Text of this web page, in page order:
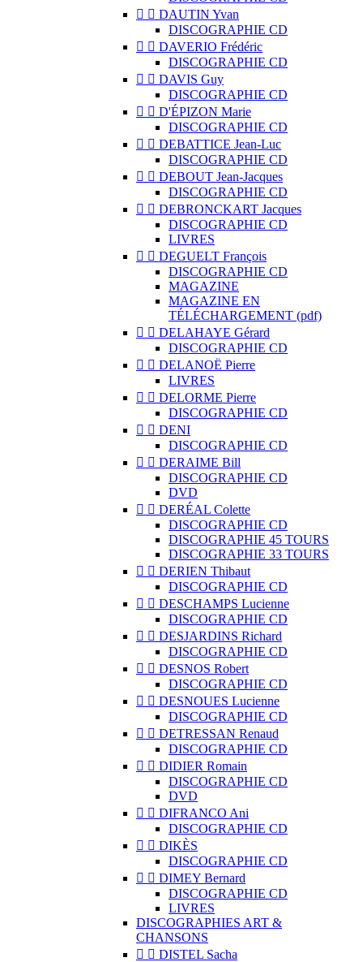
  DAUTIN Yvan
DISCOGRAPHIE CD
  DAVERIO Frédéric
DISCOGRAPHIE CD
  DAVIS Guy
DISCOGRAPHIE CD
  D'ÉPIZON Marie
DISCOGRAPHIE CD
  DEBATTICE Jean-Luc
DISCOGRAPHIE CD
  DEBOUT Jean-Jacques
DISCOGRAPHIE CD
  DEBRONCKART Jacques
DISCOGRAPHIE CD
LIVRES
  DEGUELT François
DISCOGRAPHIE CD
MAGAZINE
MAGAZINE EN
TÉLÉCHARGEMENT (pdf)
  DELAHAYE Gérard
DISCOGRAPHIE CD
  DELANOË Pierre
LIVRES
  DELORME Pierre
DISCOGRAPHIE CD
  DENI
DISCOGRAPHIE CD
  DERAIME Bill
DISCOGRAPHIE CD
DVD
  DERÉAL Colette
DISCOGRAPHIE CD
DISCOGRAPHIE 45 TOURS
DISCOGRAPHIE 33 TOURS
  DERIEN Thibaut
DISCOGRAPHIE CD
  DESCHAMPS Lucienne
DISCOGRAPHIE CD
  DESJARDINS Richard
DISCOGRAPHIE CD
  DESNOS Robert
DISCOGRAPHIE CD
  DESNOUES Lucienne
DISCOGRAPHIE CD
  DETRESSAN Renaud
DISCOGRAPHIE CD
  DIDIER Romain
DISCOGRAPHIE CD
DVD
  DIFRANCO Ani
DISCOGRAPHIE CD
  DIKÈS
DISCOGRAPHIE CD
  DIMEY Bernard
DISCOGRAPHIE CD
LIVRES
DISCOGRAPHIES ART &
CHANSONS
  DISTEL Sacha